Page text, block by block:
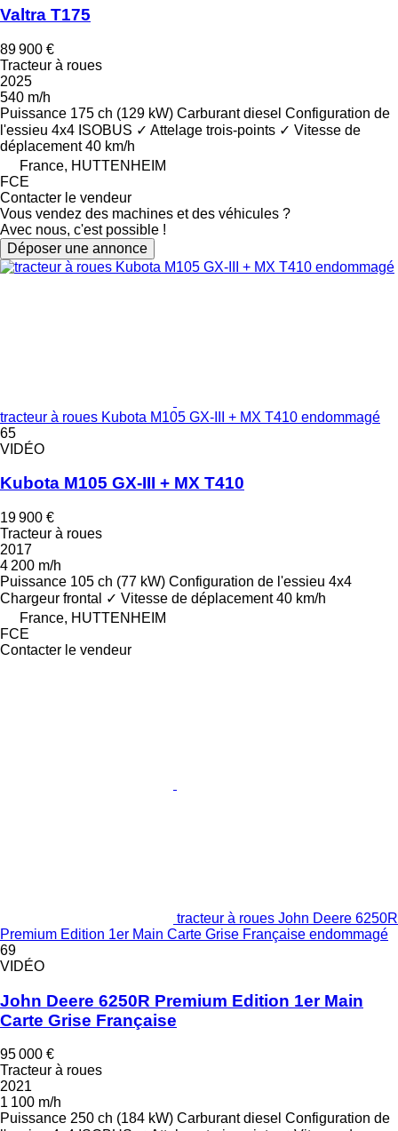
Valtra T175
89 900 €
Tracteur à roues
2025
540 m/h
Puissance 175 ch (129 kW) Carburant diesel Configuration de
l'essieu 4x4 ISOBUS ✓ Attelage trois-points ✓ Vitesse de
déplacement 40 km/h
France, HUTTENHEIM
FCE
Contacter le vendeur
Vous vendez des machines et des véhicules ?
Avec nous, c'est possible !
Déposer une annonce
tracteur à roues Kubota M105 GX-III + MX T410 endommagé
65
VIDÉO
Kubota M105 GX-III + MX T410
19 900 €
Tracteur à roues
2017
4 200 m/h
Puissance 105 ch (77 kW) Configuration de l'essieu 4x4
Chargeur frontal
✓ Vitesse de déplacement 40 km/h
France, HUTTENHEIM
FCE
Contacter le vendeur
tracteur à roues John Deere 6250R
Premium Edition 1er Main Carte Grise Française endommagé
69
VIDÉO
John Deere 6250R Premium Edition 1er Main
Carte Grise Française
95 000 €
Tracteur à roues
2021
1 100 m/h
Puissance 250 ch (184 kW) Carburant diesel Configuration de